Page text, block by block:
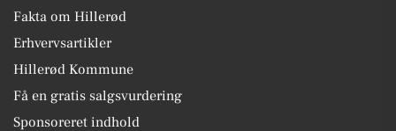
Fakta om Hillerød
Erhvervsartikler
Hillerød Kommune
Få en gratis salgsvurdering
Sponsoreret indhold